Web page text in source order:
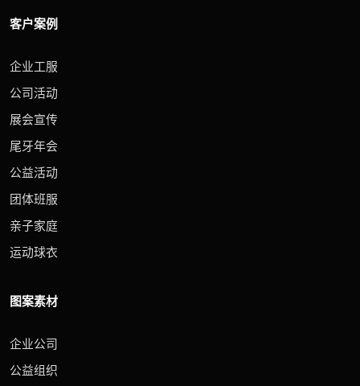
客户案例
企业工服
公司活动
展会宣传
尾牙年会
公益活动
团体班服
亲子家庭
运动球衣
图案素材
企业公司
公益组织